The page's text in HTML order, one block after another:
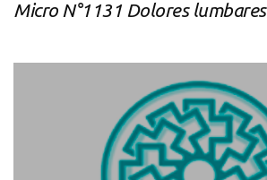
Micro N°1131 Dolores lumbares